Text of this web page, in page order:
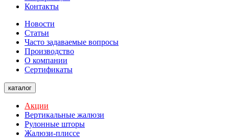
Контакты
Новости
Статьи
Часто задаваемые вопросы
Производство
О компании
Сертификаты
каталог
Акции
Вертикальные жалюзи
Рулонные шторы
Жалюзи-плиссе